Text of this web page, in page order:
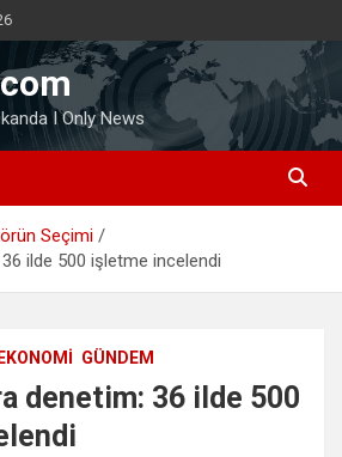
I Only News
Seçimi
ilde 500 işletme incelendi
EKONOMI GÜNDEM
denetim: 36 ilde 500